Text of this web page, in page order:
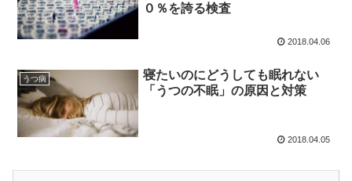
０％を誇る検査
2018.04.06
うつ病
寝たいのにどうしても眠れない
「うつの不眠」の原因と対策
2018.04.05